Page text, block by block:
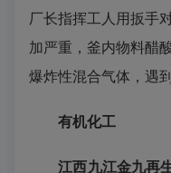
厂长指挥工人用扳手
加严重，釜内物料醋
爆炸性混合气体，遇
有机化工
江西九江金九再